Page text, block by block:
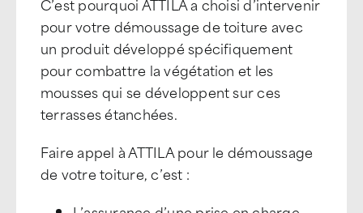
pour votre démoussage de toiture avec
un produit développé spécifiquement
pour combattre la végétation et les
mousses qui se développent sur ces
terrasses étanchées.
Faire appel à ATTILA pour le démoussage
de votre toiture, c’est :